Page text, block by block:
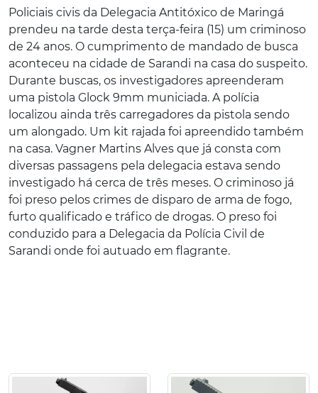
Policiais civis da Delegacia Antitóxico de Maringá
prendeu na tarde desta terça-feira (15) um criminoso
de 24 anos. O cumprimento de mandado de busca
aconteceu na cidade de Sarandi na casa do suspeito.
Durante buscas, os investigadores apreenderam
uma pistola Glock 9mm municiada. A polícia
localizou ainda três carregadores da pistola sendo
um alongado. Um kit rajada foi apreendido também
na casa. Vagner Martins Alves que já consta com
diversas passagens pela delegacia estava sendo
investigado há cerca de três meses. O criminoso já
foi preso pelos crimes de disparo de arma de fogo,
furto qualificado e tráfico de drogas. O preso foi
conduzido para a Delegacia da Polícia Civil de
Sarandi onde foi autuado em flagrante.